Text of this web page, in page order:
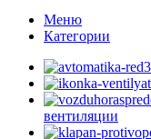
Меню
Категории
вентиляции